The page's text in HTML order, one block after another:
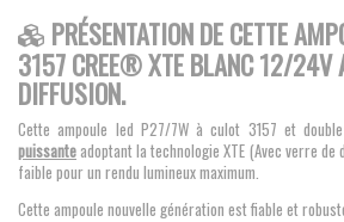
PRÉSENTATION DE CETTE
3157 CREE® XTE BLANC 12/24V
DIFFUSION.
Cette ampoule led P27/7W à culot 3157 et
puissante adoptant la technologie XTE (Avec verre
faible pour un rendu lumineux maximum.
Cette ampoule nouvelle génération est fiable et